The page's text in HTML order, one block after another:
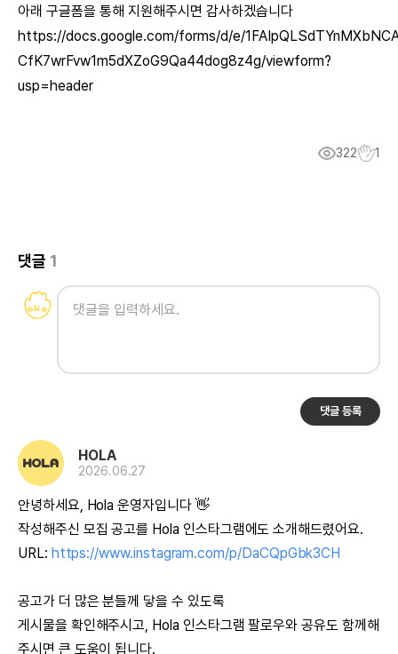
아래 구글폼을 통해 지원해주시면 감사하겠습니다
https://docs.google.com/forms/d/e/
CfK7wrFvw1m5dXZoG9Qa44dog8z4g/viewform?
usp=header
322 1
댓글 1
댓글 등록
HOLA
2026.06.27
안녕하세요, Hola 운영자입니다 👋
작성해주신 모집 공고를 Hola 인스타그램에도 소개해드렸어요.
URL: https://www.instagram.com/p/DaCQpGbk3CH
공고가 더 많은 분들께 닿을 수 있도록
게시물을 확인해주시고, Hola 인스타그램 팔로우와 공유도 함께해
주시면 큰 도움이 됩니다.